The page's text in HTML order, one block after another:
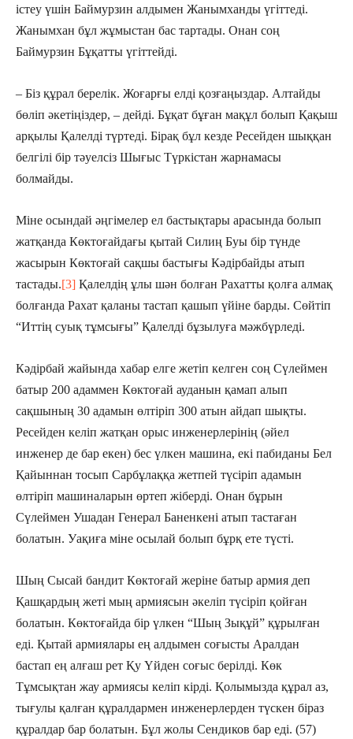
істеу үшін Баймурзин алдымен Жанымханды үгіттеді.
Жанымхан бұл жұмыстан бас тартады. Онан соң
Баймурзин Бұқатты үгіттейді.
– Біз құрал берелік. Жоғарғы елді қозғаңыздар. Алтайды
бөліп әкетіңіздер, – дейді. Бұқат бұған мақұл болып Қақыш
арқылы Қалелді түртеді. Бірақ бұл кезде Ресейден шыққан
белгілі бір тәуелсіз Шығыс Түркістан жарнамасы
болмайды.
Міне осындай әңгімелер ел бастықтары арасында болып
жатқанда Көктоғайдағы қытай Силиң Буы бір түнде
жасырын Көктоғай сақшы бастығы Кәдірбайды атып
тастады.[3] Қалелдің ұлы шән болған Рахатты қолға алмақ
болғанда Рахат қаланы тастап қашып үйіне барды. Сөйтіп
“Иттің суық тұмсығы” Қалелді бұзылуға мәжбүрледі.
Кәдірбай жайында хабар елге жетіп келген соң Сүлеймен
батыр 200 адаммен Көктоғай ауданын қамап алып
сақшының 30 адамын өлтіріп 300 атын айдап шықты.
Ресейден келіп жатқан орыс инженерлерінің (әйел
инженер де бар екен) бес үлкен машина, екі пабиданы Бел
Қайыннан тосып Сарбұлаққа жетпей түсіріп адамын
өлтіріп машиналарын өртеп жіберді. Онан бұрын
Сүлеймен Ушадан Генерал Баненкені атып тастаған
болатын. Уақиға міне осылай болып бұрқ ете түсті.
Шың Сысай бандит Көктоғай жеріне батыр армия деп
Қашқардың жеті мың армиясын әкеліп түсіріп қойған
болатын. Көктоғайда бір үлкен “Шың Зықұй” құрылған
еді. Қытай армиялары ең алдымен соғысты Аралдан
бастап ең алғаш рет Қу Үйден соғыс берілді. Көк
Тұмсықтан жау армиясы келіп кірді. Қолымызда құрал аз,
тығулы қалған құралдармен инженерлерден түскен біраз
құралдар бар болатын. Бұл жолы Сендиков бар еді. (57)